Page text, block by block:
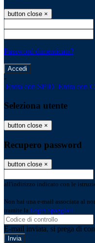
button close ×
Password dimenticata?
-
Entra con SPID Entra con
Seleziona utente
button close ×
Recupero password
button close ×
all'indirizzo indicato con le
Non hai una e-mail associata al
tramite la Login Spaggiari
E-mail inviata, si prega di